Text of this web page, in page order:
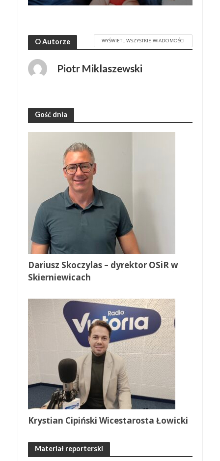
O Autorze WYŚWIETL WSZYSTKIE WIADOMOŚCI
Piotr Miklaszewski
Gość dnia
Dariusz Skoczylas – dyrektor OSiR w
Skierniewicach
Krystian Cipiński Wicestarosta Łowicki
Materiał reporterski